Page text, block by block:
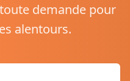
demande pour
alentours.